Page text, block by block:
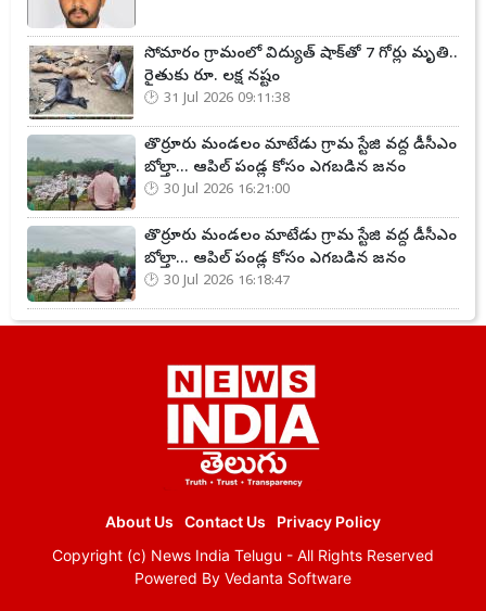
సోమారం గ్రామంలో విద్యుత్ షాక్‌తో 7 గోర్లు మృతి..
రైతుకు రూ. లక్ష నష్టం
31 Jul 2026 09:11:38
తొర్రూరు మండలం మాటేడు గ్రామ స్టేజి వద్ద డీసీఎం
బోల్తా... ఆపిల్ పండ్ల కోసం ఎగబడిన జనం
30 Jul 2026 16:21:00
తొర్రూరు మండలం మాటేడు గ్రామ స్టేజి వద్ద డీసీఎం
బోల్తా... ఆపిల్ పండ్ల కోసం ఎగబడిన జనం
30 Jul 2026 16:18:47
About Us Contact Us
Privacy Policy
Copyright (c) News India Telugu - All Rights Reserved
Powered By Vedanta Software